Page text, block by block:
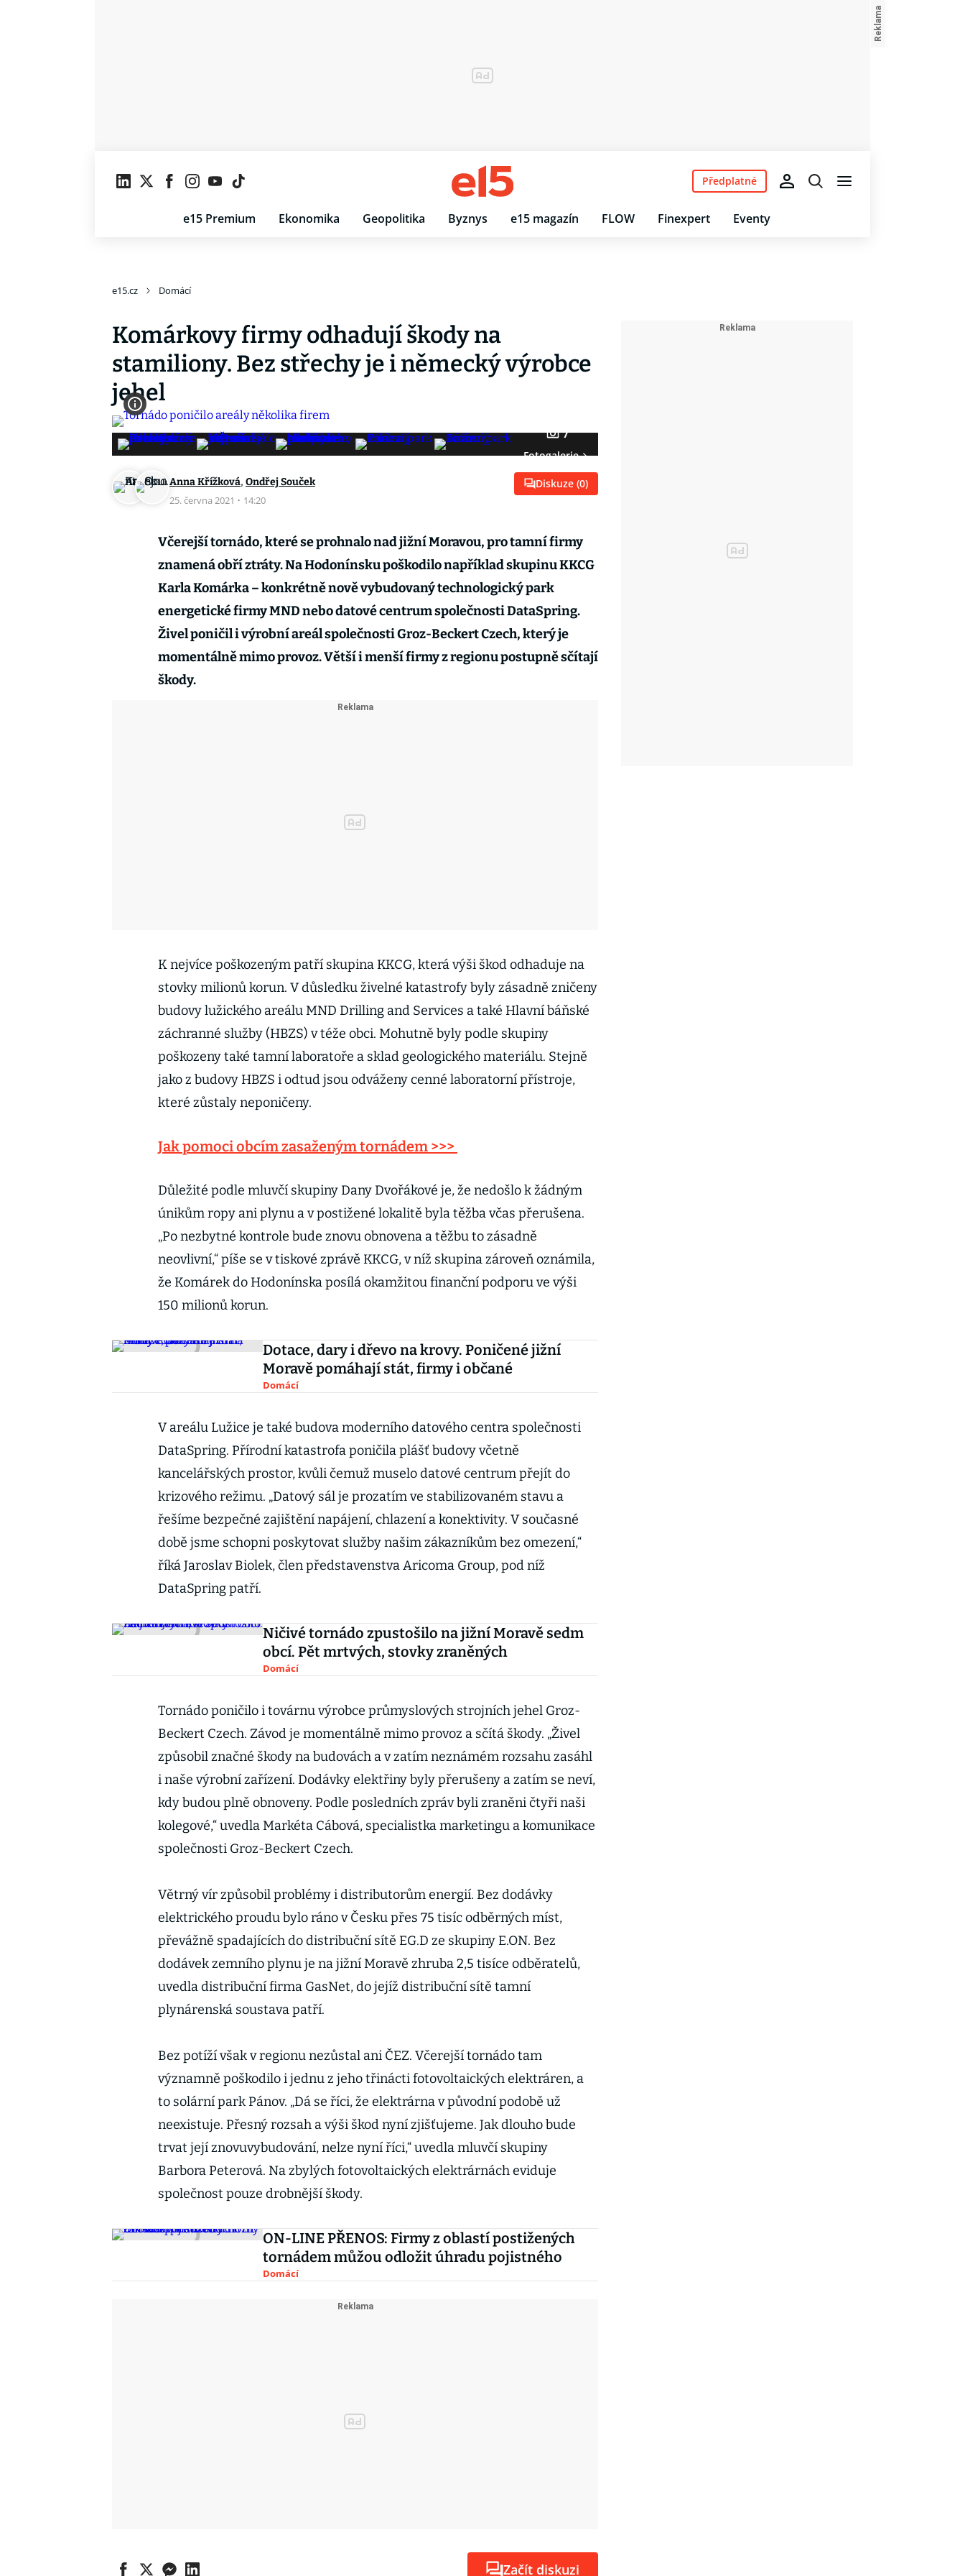
e15 Premium Ekonomika Geopolitika Byznys e15 magazín FLOW Finexpert Eventy
Předplatné
e15.cz Domácí
Komárkovy firmy odhadují škody na
stamiliony. Bez střechy je i německý výrobce
jehel
7
Fotogalerie
Anna Křížková, Ondřej Souček
25. června 2021 · 14:20
Diskuze (0)
Včerejší tornádo, které se prohnalo nad jižní Moravou, pro tamní firmy
znamená obří ztráty. Na Hodonínsku poškodilo například skupinu KKCG
Karla Komárka – konkrétně nově vybudovaný technologický park
energetické firmy MND nebo datové centrum společnosti DataSpring.
Živel poničil i výrobní areál společnosti Groz-Beckert Czech, který je
momentálně mimo provoz. Větší i menší firmy z regionu postupně sčítají
škody.
K nejvíce poškozeným patří skupina KKCG, která výši škod odhaduje na
stovky milionů korun. V důsledku živelné katastrofy byly zásadně zničeny
budovy lužického areálu MND Drilling and Services a také Hlavní báňské
záchranné služby (HBZS) v téže obci. Mohutně byly podle skupiny
poškozeny také tamní laboratoře a sklad geologického materiálu. Stejně
jako z budovy HBZS i odtud jsou odváženy cenné laboratorní přístroje,
které zůstaly neponičeny.
Jak pomoci obcím zasaženým tornádem >>>
Důležité podle mluvčí skupiny Dany Dvořákové je, že nedošlo k žádným
únikům ropy ani plynu a v postižené lokalitě byla těžba včas přerušena.
„Po nezbytné kontrole bude znovu obnovena a těžbu to zásadně
neovlivní,“ píše se v tiskové zprávě KKCG, v níž skupina zároveň oznámila,
že Komárek do Hodonínska posílá okamžitou finanční podporu ve výši
150 milionů korun.
Dotace, dary i dřevo na krovy. Poničené jižní
Moravě pomáhají stát, firmy i občané
Domácí
V areálu Lužice je také budova moderního datového centra společnosti
DataSpring. Přírodní katastrofa poničila plášť budovy včetně
kancelářských prostor, kvůli čemuž muselo datové centrum přejít do
krizového režimu. „Datový sál je prozatím ve stabilizovaném stavu a
řešíme bezpečné zajištění napájení, chlazení a konektivity. V současné
době jsme schopni poskytovat služby našim zákazníkům bez omezení,“
říká Jaroslav Biolek, člen představenstva Aricoma Group, pod níž
DataSpring patří.
Ničivé tornádo zpustošilo na jižní Moravě sedm
obcí. Pět mrtvých, stovky zraněných
Domácí
Tornádo poničilo i továrnu výrobce průmyslových strojních jehel Groz-
Beckert Czech. Závod je momentálně mimo provoz a sčítá škody. „Živel
způsobil značné škody na budovách a v zatím neznámém rozsahu zasáhl
i naše výrobní zařízení. Dodávky elektřiny byly přerušeny a zatím se neví,
kdy budou plně obnoveny. Podle posledních zpráv byli zraněni čtyři naši
kolegové,“ uvedla Markéta Cábová, specialistka marketingu a komunikace
společnosti Groz-Beckert Czech.
Větrný vír způsobil problémy i distributorům energií. Bez dodávky
elektrického proudu bylo ráno v Česku přes 75 tisíc odběrných míst,
převážně spadajících do distribuční sítě EG.D ze skupiny E.ON. Bez
dodávek zemního plynu je na jižní Moravě zhruba 2,5 tisíce odběratelů,
uvedla distribuční firma GasNet, do jejíž distribuční sítě tamní
plynárenská soustava patří.
Bez potíží však v regionu nezůstal ani ČEZ. Včerejší tornádo tam
významně poškodilo i jednu z jeho třinácti fotovoltaických elektráren, a
to solární park Pánov. „Dá se říci, že elektrárna v původní podobě už
neexistuje. Přesný rozsah a výši škod nyní zjišťujeme. Jak dlouho bude
trvat její znovuvybudování, nelze nyní říci,“ uvedla mluvčí skupiny
Barbora Peterová. Na zbylých fotovoltaických elektrárnách eviduje
společnost pouze drobnější škody.
ON-LINE PŘENOS: Firmy z oblastí postižených
tornádem můžou odložit úhradu pojistného
Domácí
Začít diskuzi